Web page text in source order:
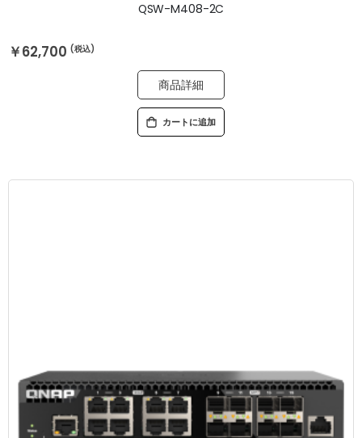
QSW-M408-2C
￥62,700
商品詳細
カートに追加